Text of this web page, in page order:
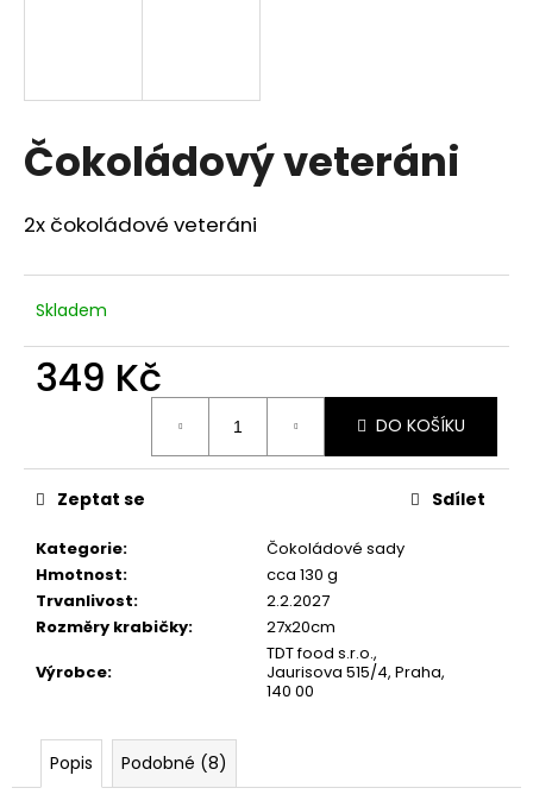
Čokoládový veteráni
2x čokoládové veteráni
Skladem
349 Kč
DO KOŠÍKU
Kategorie:
Čokoládové sady
Hmotnost:
cca 130 g
Trvanlivost:
2.2.2027
Rozměry krabičky:
27x20cm
Výrobce:
TDT food s.r.o.,
Jaurisova 515/4, Praha,
140 00
Zeptat se Sdílet
Popis Podobné (8)
í
?
HLEDAT
D
u
č
u
e
m
e